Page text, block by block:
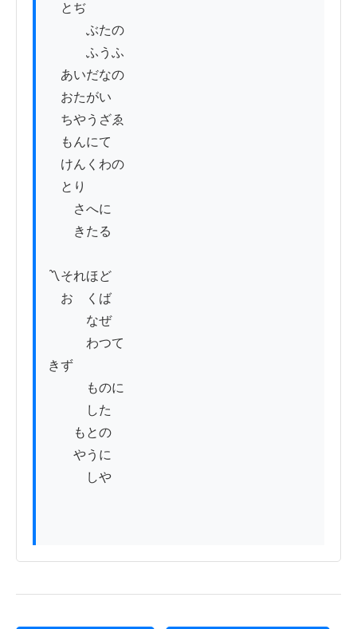
とぢ
ぶたの
ふうふ
あいだなの
おたがい
ちやうざゑ
もんにて
けんくわの
とり
さへに
きたる
〽それほど
おゝくば
なぜ
わつて
きず
ものに
した
もとの
やうに
しや